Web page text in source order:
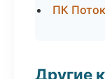
ПК
Другие